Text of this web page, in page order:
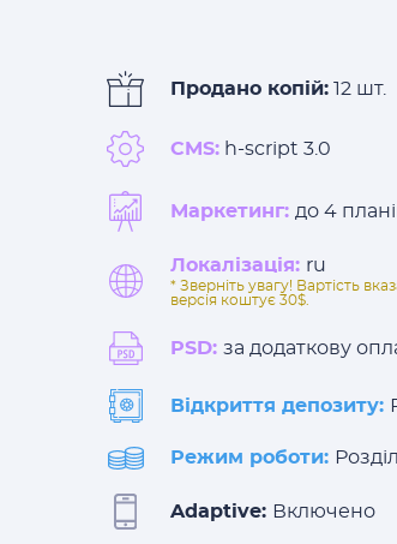
Продано копій: 12 шт.
CMS: h-script 3.0
Маркетинг: до 4
Локалізація: ru
* Зверніть увагу! Вартість
версія коштує 30$.
PSD: за додаткову
Відкриття депозиту:
Режим роботи:
Adaptive: Включено